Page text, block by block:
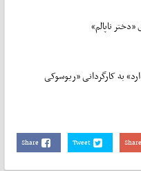
ناپالم»
به کارگردانی «ریوسوکی
Share Tweet